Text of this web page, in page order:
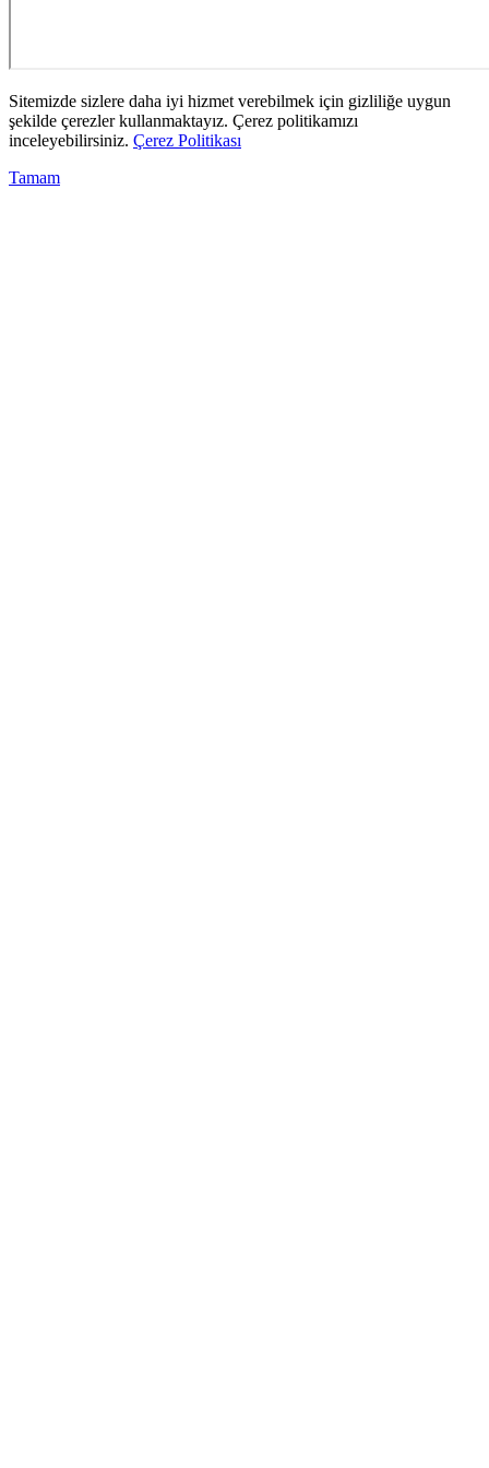
Sitemizde sizlere daha iyi hizmet verebilmek için gizliliğe uygun
şekilde çerezler kullanmaktayız. Çerez politikamızı
inceleyebilirsiniz. Çerez Politikası
Tamam